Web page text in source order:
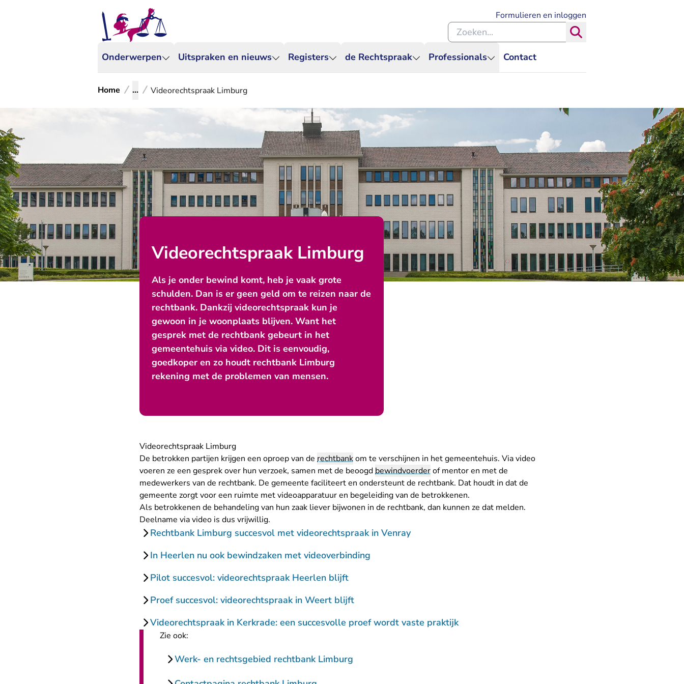
Onderwerpen Uitspraken en nieuws Registers de Rechtspraak Professionals Contact
Formulieren en inloggen
Zoeken binnen de Rechtspraak
Home ... Videorechtspraak Limburg
Videorechtspraak Limburg
Als je onder bewind komt, heb je vaak grote
schulden. Dan is er geen geld om te reizen naar de
rechtbank. Dankzij videorechtspraak kun je
gewoon in je woonplaats blijven. Want het
gesprek met de rechtbank gebeurt in het
gemeentehuis via video. Dit is eenvoudig,
goedkoper en zo houdt rechtbank Limburg
rekening met de problemen van mensen.
Videorechtspraak Limburg
De betrokken partijen krijgen een oproep van de rechtbankom te verschijnen in het gemeentehuis. Via video
voeren ze een gesprek over hun verzoek, samen met de beoogdbewindvoerderof mentor en met de
medewerkers van de rechtbank. De gemeente faciliteert en ondersteunt de rechtbank. Dat houdt in dat de
gemeente zorgt voor een ruimte met videoapparatuur en begeleiding van de betrokkenen.
Als betrokkenen de behandeling van hun zaak liever bijwonen in de rechtbank, dan kunnen ze dat melden.
Deelname via video is dus vrijwillig.
Rechtbank Limburg succesvol met videorechtspraak in Venray
In Heerlen nu ook bewindzaken met videoverbinding
Pilot succesvol: videorechtspraak Heerlen blijft
Proef succesvol: videorechtspraak in Weert blijft
Videorechtspraak in Kerkrade: een succesvolle proef wordt vaste praktijk
Zie ook:
Werk- en rechtsgebied rechtbank Limburg